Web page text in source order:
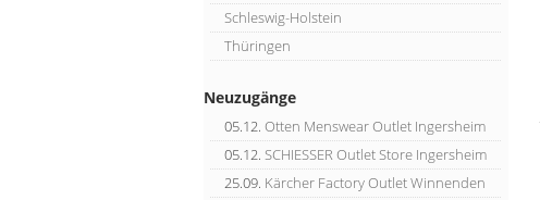
Schleswig-Holstein
Thüringen
Neuzugänge
05.12. Otten Menswear Outlet Ingersheim
05.12. SCHIESSER Outlet Store Ingersheim
25.09. Kärcher Factory Outlet Winnenden